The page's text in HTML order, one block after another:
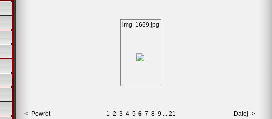
img_1669.jpg
<- Powrót 1 2 3 4 5 6 7 8 9 ... 21 Dalej ->